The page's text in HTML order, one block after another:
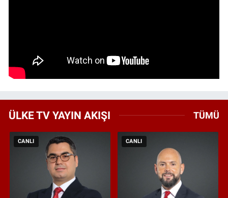
ÜLKE TV YAYIN AKIŞI TÜMÜ
CANLI CANLI